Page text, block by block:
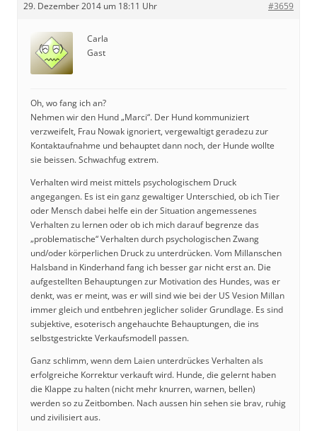
29. Dezember 2014 um 18:11 Uhr #3659
Carla
Gast
Oh, wo fang ich an?
Nehmen wir den Hund „Marci“. Der Hund kommuniziert
verzweifelt, Frau Nowak ignoriert, vergewaltigt geradezu zur
Kontaktaufnahme und behauptet dann noch, der Hunde wollte
sie beissen. Schwachfug extrem.
Verhalten wird meist mittels psychologischem Druck
angegangen. Es ist ein ganz gewaltiger Unterschied, ob ich Tier
oder Mensch dabei helfe ein der Situation angemessenes
Verhalten zu lernen oder ob ich mich darauf begrenze das
„problematische“ Verhalten durch psychologischen Zwang
und/oder körperlichen Druck zu unterdrücken. Vom Millanschen
Halsband in Kinderhand fang ich besser gar nicht erst an. Die
aufgestellten Behauptungen zur Motivation des Hundes, was er
denkt, was er meint, was er will sind wie bei der US Vesion Millan
immer gleich und entbehren jeglicher solider Grundlage. Es sind
subjektive, esoterisch angehauchte Behauptungen, die ins
selbstgestrickte Verkaufsmodell passen.
Ganz schlimm, wenn dem Laien unterdrückes Verhalten als
erfolgreiche Korrektur verkauft wird. Hunde, die gelernt haben
die Klappe zu halten (nicht mehr knurren, warnen, bellen)
werden so zu Zeitbomben. Nach aussen hin sehen sie brav, ruhig
und zivilisiert aus.